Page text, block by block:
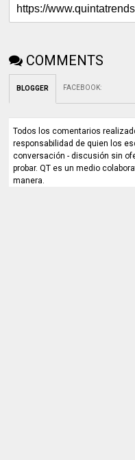
COMMENTS
BLOGGER FACEBOOK:
Todos los comentarios
responsabilidad de quien los
conversación - discusión sin
probar. QT es un medio
manera.